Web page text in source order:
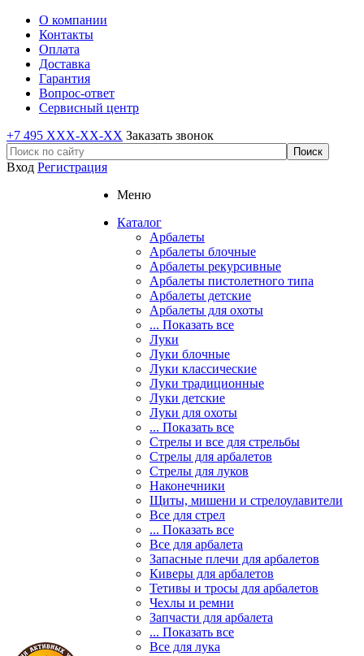
О компании
Контакты
Оплата
Доставка
Гарантия
Вопрос-ответ
Сервисный центр
+7 495 XXX-XX-XX Заказать звонок
Вход Регистрация
Меню
Каталог
Арбалеты
Арбалеты блочные
Арбалеты рекурсивные
Арбалеты пистолетного типа
Арбалеты детские
Арбалеты для охоты
... Показать все
Луки
Луки блочные
Луки классические
Луки традиционные
Луки детские
Луки для охоты
... Показать все
Стрелы и все для стрельбы
Стрелы для арбалетов
Стрелы для луков
Наконечники
Щиты, мишени и стрелоулавители
Все для стрел
... Показать все
Все для арбалета
Запасные плечи для арбалетов
Киверы для арбалетов
Тетивы и тросы для арбалетов
Чехлы и ремни
Запчасти для арбалета
... Показать все
Все для лука